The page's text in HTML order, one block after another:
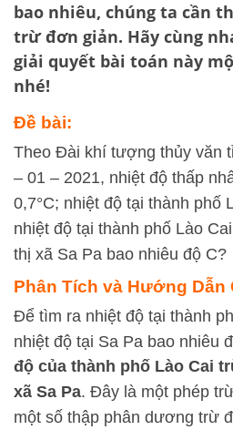
bao nhiêu, chúng ta cần
trừ đơn giản. Hãy cùng
giải quyết bài toán này
nhé!
Đề bài:
Theo Đài khí tượng thủy văn
– 01 – 2021, nhiệt độ thấp
0,7°C; nhiệt độ tại thành phố
nhiệt độ tại thành phố Lào
thị xã Sa Pa bao nhiêu độ C?
Phân Tích và Hướng Dẫn
Để tìm ra nhiệt độ tại thành
nhiệt độ tại Sa Pa bao nhiêu
độ của thành phố Lào Cai
xã Sa Pa. Đây là một phép
một số thập phân dương trừ